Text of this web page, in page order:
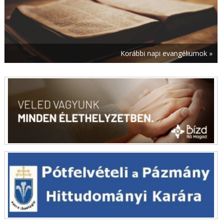
augusztus 7. | 12:37
Bízzatok, én legyőztem a világot! – A szöuli
ifjúsági világtalálkozó himnusza
augusztus 7. | 11:53
A Katolikus Karitász által támogatott ormánsági
Boldog Apor Vilmos püspök közbenjárásáért
imádkoztak Győrben
augusztus 7. | 10:27
Evangéliumi értékeket közvetítsetek! – Leó
pápa üzenetet küldött a SIGNIS
világkongresszusára
Államtitkári látogatás a Máltai Szeretetszolgálat
Jelenlét Programja monori intézményeiben
augusztus 7. | 9:01
Mohács 500 Veszprémben – Vándorkiállítás
érkezett a Nagyszeminárium udvarára
Korábbi napi evangéliumok »